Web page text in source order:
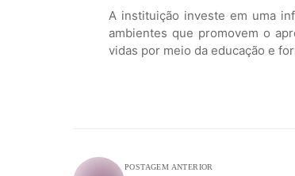
A instituição investe em uma
ambientes que promovem o
vidas por meio da educação e
POSTAGEM ANTERIOR